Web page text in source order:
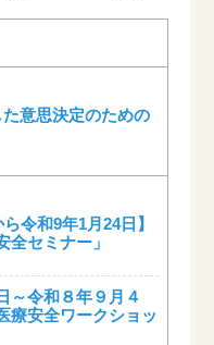
た意思決定のための
令和9年1月24日】
セミナー」
～令和８年９月４
療安全ワークショッ